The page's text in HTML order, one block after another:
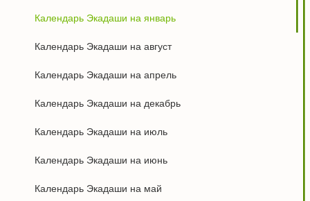
Календарь Экадаши на январь
Календарь Экадаши на август
Календарь Экадаши на апрель
Календарь Экадаши на декабрь
Календарь Экадаши на июль
Календарь Экадаши на июнь
Календарь Экадаши на май